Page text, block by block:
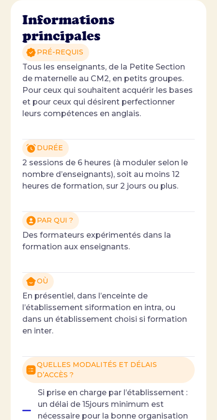
Informations
principales
PRÉ-REQUIS
Tous les enseignants, de la Petite Section
de maternelle au CM2, en petits groupes.
Pour ceux qui souhaitent acquérir les bases
et pour ceux qui désirent perfectionner
leurs compétences en anglais.
DURÉE
2 sessions de 6 heures (à moduler selon le
nombre d’enseignants), soit au moins 12
heures de formation, sur 2 jours ou plus.
PAR QUI ?
Des formateurs expérimentés dans la
formation aux enseignants.
OÙ
En présentiel, dans l’enceinte de
l’établissement siformation en intra, ou
dans un établissement choisi si formation
en inter.
QUELLES MODALITÉS ET DÉLAIS
D’ACCÈS ?
Si prise en charge par l’établissement :
un délai de 15jours minimum est
nécessaire pour la bonne organisation